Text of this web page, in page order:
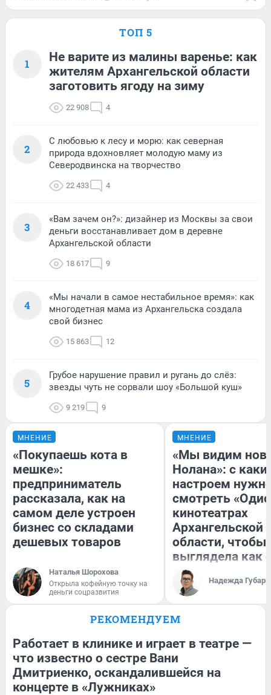
ТОП 5
1
Не варите из малины варенье: как
жителям Архангельской области
заготовить ягоду на зиму
22 908 4
2
С любовью к лесу и морю: как северная
природа вдохновляет молодую маму из
Северодвинска на творчество
22 433 4
3
«Вам зачем он?»: дизайнер из Москвы за свои
деньги восстанавливает дом в деревне
Архангельской области
18 617 9
4
«Мы начали в самое нестабильное время»: как
многодетная мама из Архангельска создала
свой бизнес
15 863 12
5
Грубое нарушение правил и ругань до слёз:
звезды чуть не сорвали шоу «Большой куш»
9 219 9
МНЕНИЕ
«Покупаешь кота в
мешке»:
предприниматель
рассказала, как на
самом деле устроен
бизнес со складами
дешевых товаров
Наталья Шорохова
Открыла кофейную точку на
деньги соцразвития
МНЕНИЕ
«Мы видим
Нолана»: с
настроем
смотреть
кинотеатрах
Архангельской
области, чтобы
выглядела как
Надежда Губарь
РЕКОМЕНДУЕМ
Работает в клинике и играет в театре —
что известно о сестре Вани
Дмитриенко, оскандалившейся на
концерте в «Лужниках»